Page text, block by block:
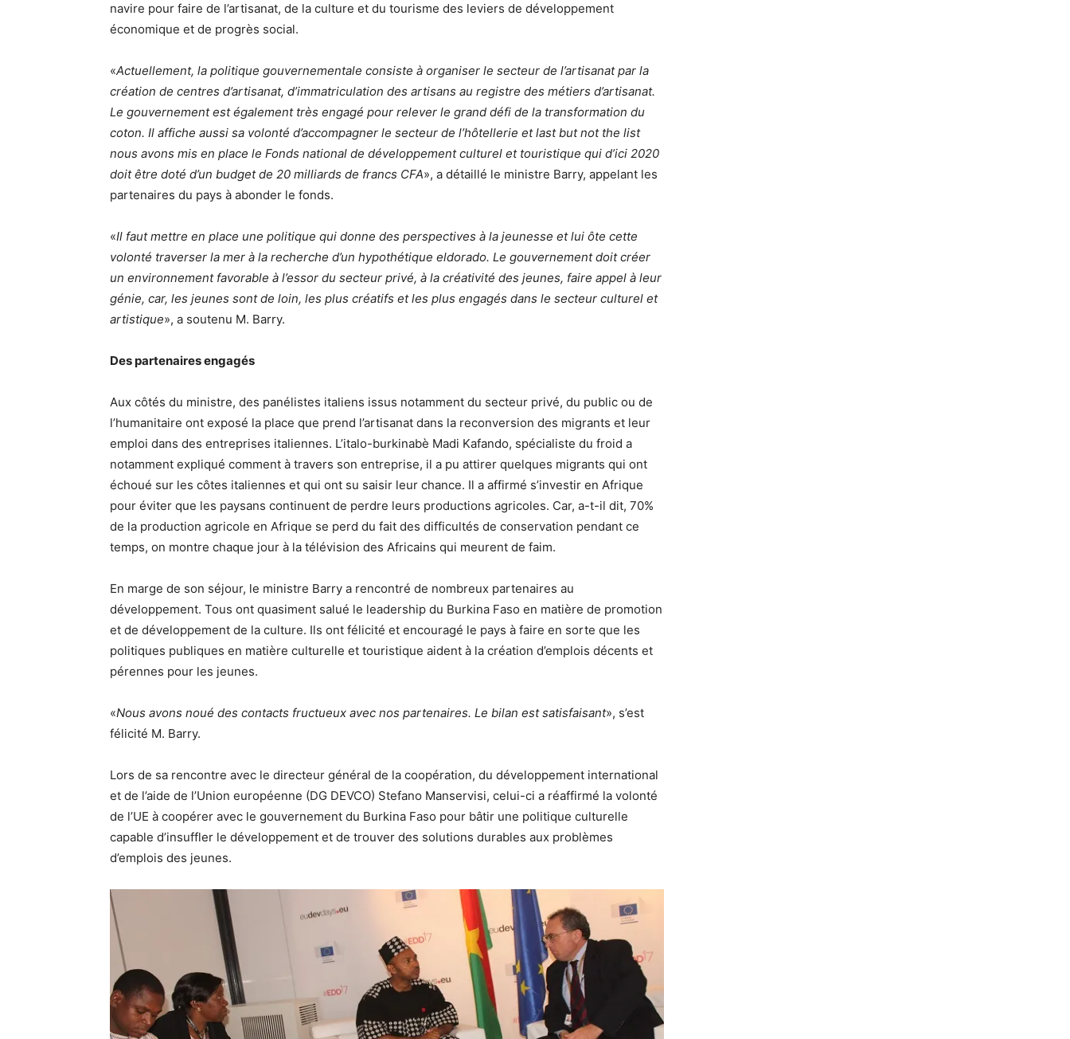
navire pour faire de l’artisanat, de la culture et du tourisme des leviers de développement
économique et de progrès social.
«Actuellement, la politique gouvernementale consiste à organiser le secteur de l’artisanat par la
création de centres d’artisanat, d’immatriculation des artisans au registre des métiers d’artisanat.
Le gouvernement est également très engagé pour relever le grand défi de la transformation du
coton. Il affiche aussi sa volonté d’accompagner le secteur de l’hôtellerie et last but not the list
nous avons mis en place le Fonds national de développement culturel et touristique qui d’ici 2020
doit être doté d’un budget de 20 milliards de francs CFA», a détaillé le ministre Barry, appelant les
partenaires du pays à abonder le fonds.
«Il faut mettre en place une politique qui donne des perspectives à la jeunesse et lui ôte cette
volonté traverser la mer à la recherche d’un hypothétique eldorado. Le gouvernement doit créer
un environnement favorable à l’essor du secteur privé, à la créativité des jeunes, faire appel à leur
génie, car, les jeunes sont de loin, les plus créatifs et les plus engagés dans le secteur culturel et
artistique», a soutenu M. Barry.
Des partenaires engagés
Aux côtés du ministre, des panélistes italiens issus notamment du secteur privé, du public ou de
l’humanitaire ont exposé la place que prend l’artisanat dans la reconversion des migrants et leur
emploi dans des entreprises italiennes. L’italo-burkinabè Madi Kafando, spécialiste du froid a
notamment expliqué comment à travers son entreprise, il a pu attirer quelques migrants qui ont
échoué sur les côtes italiennes et qui ont su saisir leur chance. Il a affirmé s’investir en Afrique
pour éviter que les paysans continuent de perdre leurs productions agricoles. Car, a-t-il dit, 70%
de la production agricole en Afrique se perd du fait des difficultés de conservation pendant ce
temps, on montre chaque jour à la télévision des Africains qui meurent de faim.
En marge de son séjour, le ministre Barry a rencontré de nombreux partenaires au
développement. Tous ont quasiment salué le leadership du Burkina Faso en matière de promotion
et de développement de la culture. Ils ont félicité et encouragé le pays à faire en sorte que les
politiques publiques en matière culturelle et touristique aident à la création d’emplois décents et
pérennes pour les jeunes.
«Nous avons noué des contacts fructueux avec nos partenaires. Le bilan est satisfaisant», s’est
félicité M. Barry.
Lors de sa rencontre avec le directeur général de la coopération, du développement international
et de l’aide de l’Union européenne (DG DEVCO) Stefano Manservisi, celui-ci a réaffirmé la volonté
de l’UE à coopérer avec le gouvernement du Burkina Faso pour bâtir une politique culturelle
capable d’insuffler le développement et de trouver des solutions durables aux problèmes
d’emplois des jeunes.